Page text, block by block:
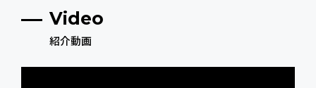
Video
紹介動画